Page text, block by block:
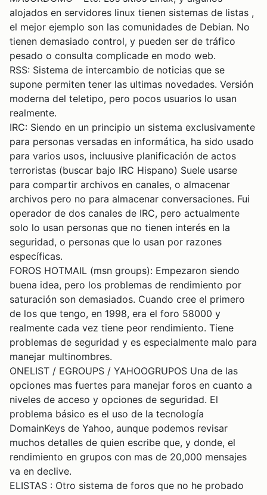
alojados en servidores linux tienen sistemas de listas ,
el mejor ejemplo son las comunidades de Debian. No
tienen demasiado control, y pueden ser de tráfico
pesado o consulta complicade en modo web.
RSS: Sistema de intercambio de noticias que se
supone permiten tener las ultimas novedades. Versión
moderna del teletipo, pero pocos usuarios lo usan
realmente.
IRC: Siendo en un principio un sistema exclusivamente
para personas versadas en informática, ha sido usado
para varios usos, incluusive planificación de actos
terroristas (buscar bajo IRC Hispano) Suele usarse
para compartir archivos en canales, o almacenar
archivos pero no para almacenar conversaciones. Fui
operador de dos canales de IRC, pero actualmente
solo lo usan personas que no tienen interés en la
seguridad, o personas que lo usan por razones
específicas.
FOROS HOTMAIL (msn groups): Empezaron siendo
buena idea, pero los problemas de rendimiento por
saturación son demasiados. Cuando cree el primero
de los que tengo, en 1998, era el foro 58000 y
realmente cada vez tiene peor rendimiento. Tiene
problemas de seguridad y es especialmente malo para
manejar multinombres.
ONELIST / EGROUPS / YAHOOGRUPOS Una de las
opciones mas fuertes para manejar foros en cuanto a
niveles de acceso y opciones de seguridad. El
problema básico es el uso de la tecnología
DomainKeys de Yahoo, aunque podemos revisar
muchos detalles de quien escribe que, y donde, el
rendimiento en grupos con mas de 20,000 mensajes
va en declive.
ELISTAS : Otro sistema de foros que no he probado